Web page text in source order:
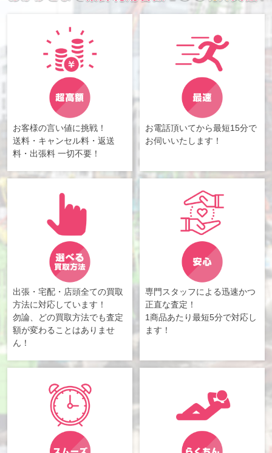
お客様の言い値に挑戦！
送料・キャンセル料・返送
料・出張料 一切不要！
お電話頂いてから最短15分で
お伺いいたします！
出張・宅配・店頭全ての買取
方法に対応しています！
勿論、どの買取方法でも査定
額が変わることはありませ
ん！
専門スタッフによる迅速かつ
正直な査定！
1商品あたり最短5分で対応し
ます！